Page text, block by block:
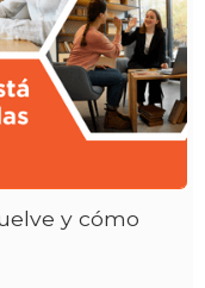
y cómo